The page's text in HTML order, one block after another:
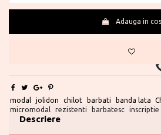
Adauga in cos
modal jolidon chilot barbati banda lata
micromodal
rezistenti barbatesc inscriptie
Descriere